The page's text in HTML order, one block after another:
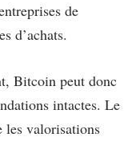
de
d’achats.
Bitcoin peut donc
intactes. Le
les valorisations